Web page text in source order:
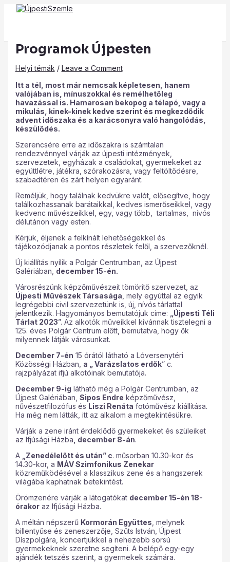
Skip
Main
Menu
Programok Újpesten
Helyi témák / Leave a Comment
Itt a tél, most már nemcsak képletesen, hanem
valójában is, mínuszokkal és remélhetőleg
havazással is. Hamarosan bekopog a télapó, vagy a
mikulás, kinek-kinek kedve szerint és megkezdődik
advent időszaka és a karácsonyra való hangolódás,
készülődés.
Szerencsére erre az időszakra is számtalan
rendezvénnyel várják az újpesti intézmények,
szervezetek, egyházak a családokat, gyermekeket az
együttlétre, játékra, szórakozásra, vagy feltöltődésre,
szabadtéren és zárt helyen egyaránt.
Reméljük, hogy találnak kedvükre valót, elősegítve, hogy
találkozhassanak barátaikkal, kedves ismerőseikkel, vagy
kedvenc művészeikkel, egy, vagy több, tartalmas, nívós
délutánon vagy esten.
Kérjük, éljenek a felkínált lehetőségekkel és
tájékozódjanak a pontos részletek felől, a szervezőknél.
Új kiállítás nyílik a Polgár Centrumban, az Újpest
Galériában, december 15-én.
Városrészünk képzőművészeit tömörítő szervezet, az
Újpesti Művészek Társasága , mely egyúttal az egyik
legrégebbi civil szervezetünk is, új, nívós tárlattal
jelentkezik. Hagyományos bemutatójuk címe:
„Újpesti Téli
Tárlat 2023”. Az alkotók műveikkel kívánnak tisztelegni a
125. éves Polgár Centrum előtt, bemutatva, hogy ők
milyennek látják városunkat.
December 7-én 15 órától látható a Lóversenytéri
Közösségi Házban, a „ Varázslatos erdők” c.
rajzpályázat ifjú alkotóinak bemutatója.
December 9-ig látható még a Polgár Centrumban, az
Újpest Galériában, Sipos Endre képzőművész,
nűvészetfilozófus és Liszi Renáta fotóművész kiállítása.
Ha még nem látták, itt az alkalom a megtekintésükre.
Várják a zene iránt érdeklődő gyermekeket és szüleiket
az Ifjúsági Házba , december 8-án.
A
„Zenedélelőtt és után” c. műsorban 10.30-kor és
14.30-kor, a MÁV Szimfonikus Zenekar
közreműködésével a klasszikus zene és a hangszerek
világába kaphatnak betekintést.
Örömzenére várják a látogatókat december 15-én 18-
órakoraz Ifjúsági Házba.
A méltán népszerű Kormorán Együttes , melynek
billentyűse és zeneszerzője, Szűts István, Újpest
Díszpolgára, koncertjükkel a nehezebb sorsú
gyermekeknek szeretne segíteni. A belépő egy-egy
ajándék tetszés szerint, a gyermekek számára.
Post
navigation
Type
here..
Name*
Email*
Website